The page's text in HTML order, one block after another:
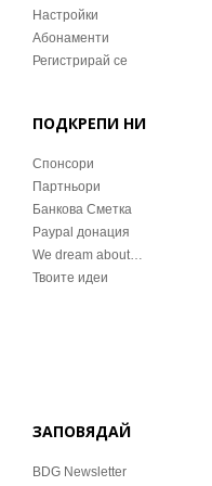
Настройки
Абонаменти
Регистрирай се
ПОДКРЕПИ НИ
Спонсори
Партньори
Банкова Сметка
Paypal донация
We dream about…
Твоите идеи
ЗАПОВЯДАЙ
BDG Newsletter